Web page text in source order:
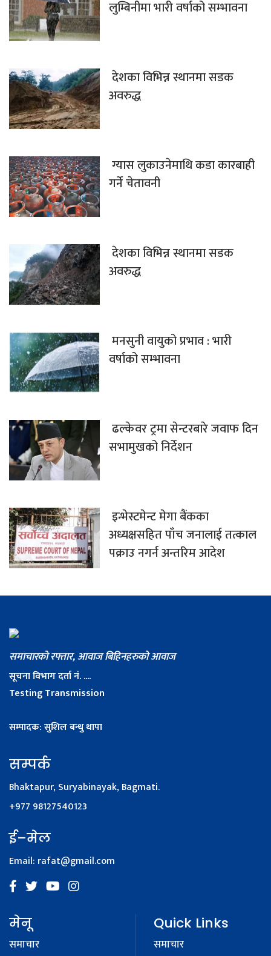
लुम्बिनीमा भारी वर्षाको सम्भावना
देशका विभिन्न स्थानमा सडक
अवरुद्ध
ग्यास लुकाउनेमाथि कडा कारबाही
गर्ने चेतावनी
देशका विभिन्न स्थानमा सडक
अवरुद्ध
मनसुनी वायुको प्रभाव : भारी
वर्षाको सम्भावना
ढल्केवर ट्रमा सेन्टरबारे जवाफ दिन
सभामुखको निर्देशन
इन्भेस्टमेन्ट मेगा बैंकका
अध्यक्षसहित पाँच जनालाई तत्काल
पक्राउ नगर्न अन्तरिम आदेश
समाचारको रफ्तार, आवाज बिहिनहरुको आवाज
सूचना विभाग दर्ता नं. ....
Testing Transmission
सम्पादक: सुशिल बन्धु थापा
सम्पर्क
Bhaktapur, Suryabinayak, Bagmati.
+977 98127540123
ई–मेल
Email: rafat@gmail.com
मेनू
समाचार
Quick Links
समाचार